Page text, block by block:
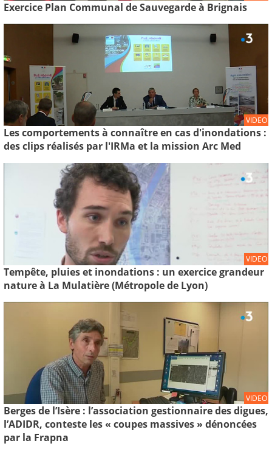
Exercice Plan Communal de Sauvegarde à Brignais
VIDEO
Les comportements à connaître en cas d'inondations :
des clips réalisés par l'IRMa et la mission Arc Med
VIDEO
Tempête, pluies et inondations : un exercice grandeur
nature à La Mulatière (Métropole de Lyon)
VIDEO
Berges de l’Isère : l’association gestionnaire des digues,
l’ADIDR, conteste les « coupes massives » dénoncées
par la Frapna